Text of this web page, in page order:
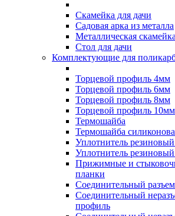
Скамейка для дачи
Садовая арка из металла
Металлическая
Стол для дачи
Комплектующие для
Торцевой профиль 4мм
Торцевой профиль 6мм
Торцевой профиль 8мм
Торцевой профиль 10мм
Термошайба
Термошайба
Уплотнитель
Уплотнитель
Прижимные и
планки
Соединительный
Соединительный
профиль